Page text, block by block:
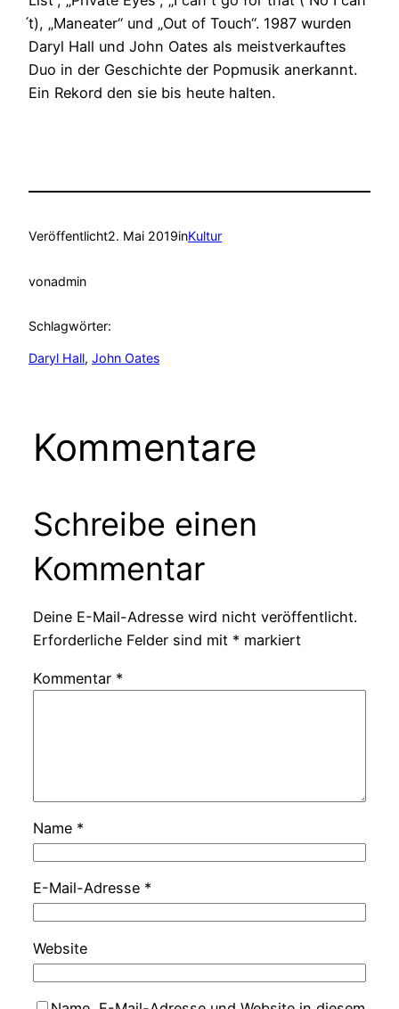
́t), „Maneater“ und „Out of Touch“. 1987 wurden
Daryl Hall und John Oates als meistverkauftes
Duo in der Geschichte der Popmusik anerkannt.
Ein Rekord den sie bis heute halten.
Veröffentlicht2. Mai 2019inKultur
vonadmin
Schlagwörter:
Daryl Hall, John Oates
Kommentare
Schreibe einen
Kommentar
Deine E-Mail-Adresse wird nicht veröffentlicht.
Erforderliche Felder sind mit * markiert
Kommentar *
Name *
E-Mail-Adresse *
Website